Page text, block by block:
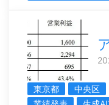
東京都 中央区